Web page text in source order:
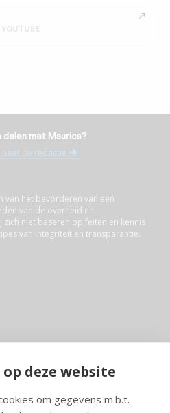
deze website
om gegevens m.b.t.
delen met Maurice?
de redactie
van het bevorderen van een
van de overheid en
niet baseren op feiten en kennis
van integriteit en transparantie.